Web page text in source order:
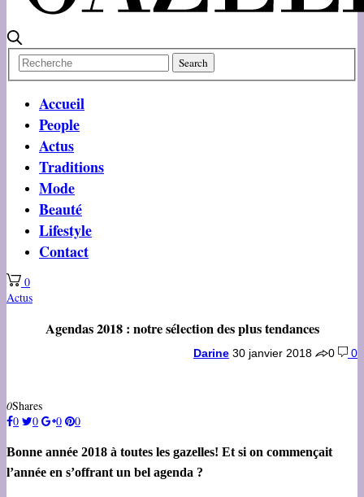
Accueil
People
Actus
Traditions
Mode
Beauté
Lifestyle
Contact
0
Actus
Agendas 2018 : notre sélection des plus tendances
Darine 30 janvier 2018 0 0
0Shares
0
0 0 0
Bonne année 2018 à toutes les gazelles! Et si on commençait
l’année en s’offrant un bel agenda ?